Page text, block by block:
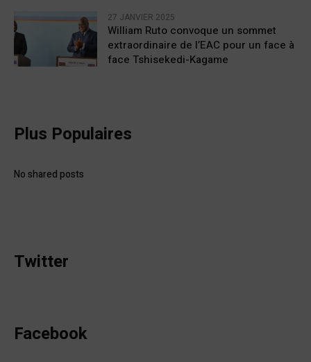
27 JANVIER 2025
William Ruto convoque un sommet
extraordinaire de l’EAC pour un face à
face Tshisekedi-Kagame
Plus Populaires
No shared posts
Twitter
Facebook